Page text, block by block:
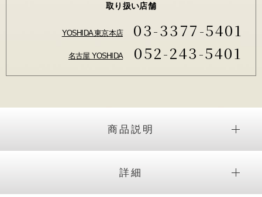
取り扱い店舗
YOSHIDA 東京本店 03-3377-5401
名古屋 YOSHIDA 052-243-5401
商品説明
詳細